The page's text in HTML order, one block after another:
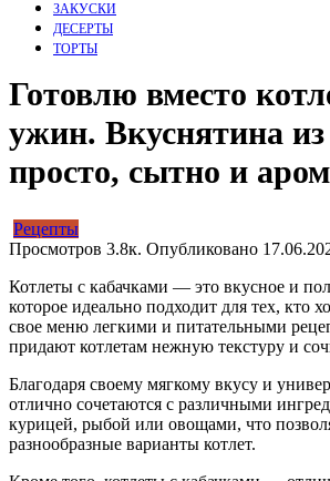
ЗАКУСКИ
ДЕСЕРТЫ
ТОРТЫ
Готовлю вместо
ужин. Вкуснятина
просто, сытно и
Рецепты
Просмотров 3.8к. Опубликовано
Котлеты с кабачками — это вкусное и
которое идеально подходит для тех, кто
свое меню легкими и питательными
придают котлетам нежную текстуру и
Благодаря своему мягкому вкусу и
отлично сочетаются с различными
курицей, рыбой или овощами, что
разнообразные варианты котлет.